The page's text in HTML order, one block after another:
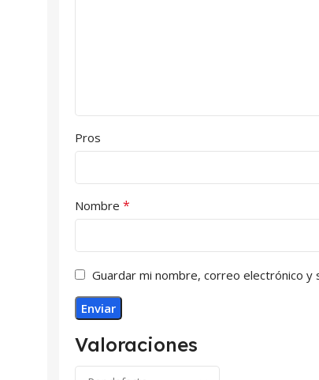
Valoraciones
Pros
Nombre *
Guardar mi nombre, correo electrónico